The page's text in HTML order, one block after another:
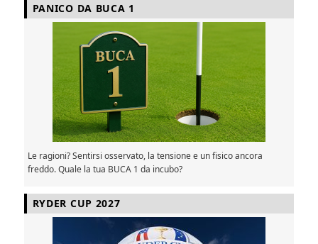
PANICO DA BUCA 1
Le ragioni? Sentirsi osservato, la tensione e un fisico ancora
freddo. Quale la tua BUCA 1 da incubo?
RYDER CUP 2027